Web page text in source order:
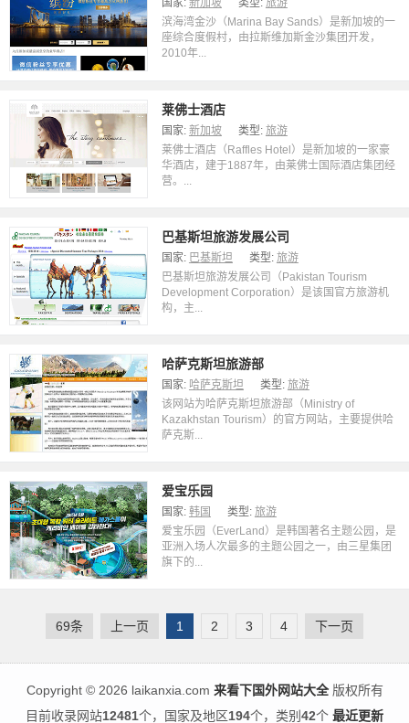
国家: 新加坡 类型: 旅游
滨海湾金沙（Marina Bay Sands）是新加坡的一
座综合度假村，由拉斯维加斯金沙集团开发，
2010年...
莱佛士酒店
国家: 新加坡 类型: 旅游
莱佛士酒店（Raffles Hotel）是新加坡的一家豪
华酒店，建于1887年，由莱佛士国际酒店集团经
营。...
巴基斯坦旅游发展公司
国家: 巴基斯坦 类型: 旅游
巴基斯坦旅游发展公司（Pakistan Tourism
Development Corporation）是该国官方旅游机
构，主...
哈萨克斯坦旅游部
国家: 哈萨克斯坦 类型: 旅游
该网站为哈萨克斯坦旅游部（Ministry of
Kazakhstan Tourism）的官方网站，主要提供哈
萨克斯...
爱宝乐园
国家: 韩国 类型: 旅游
爱宝乐园（EverLand）是韩国著名主题公园，是
亚洲入场人次最多的主题公园之一，由三星集团
旗下的...
69条 上一页 1 2 3 4 下一页
Copyright ©2026 laikanxia.com 来看下国外网站大全版权所有
目前收录网站12481个，国家及地区194个，类别 42个 最近更新